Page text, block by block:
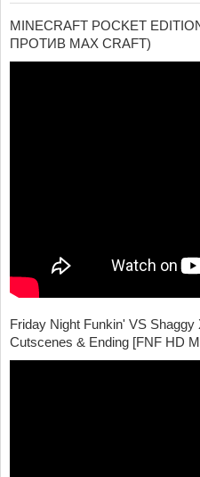
MINECRAFT POCKET
ПРОТИВ MAX CRAFT)
Friday Night Funkin' VS
Cutscenes & Ending [FNF HD